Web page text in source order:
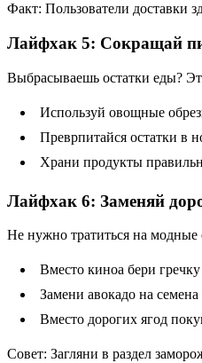
Факт: Пользователи доставки
Лайфхак 5: Сокращай
Выбрасываешь остатки еды?
Используй овощные
Преврпитайся остатки в
Храни продукты
Лайфхак 6: Заменяй
Не нужно тратиться на модные
Вместо киноа бери
Замени авокадо на
Вместо дорогих ягод
Совет: Загляни в раздел